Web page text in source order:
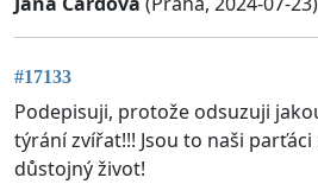
#17133
Podepisuji, protože odsuzuji
týrání zvířat!!! Jsou to naši
důstojný život!